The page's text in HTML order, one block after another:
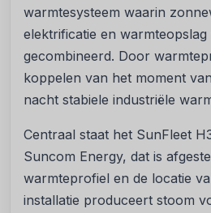
warmtesysteem waarin
elektrificatie en
gecombineerd. Door
koppelen van het moment
nacht stabiele industriële
Centraal staat het SunFleet
Suncom Energy, dat is
warmteprofiel en de locatie
installatie produceert stoom